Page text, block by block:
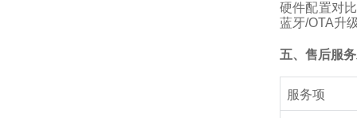
硬件配置对
蓝牙/OTA升
五、售后服
服务项